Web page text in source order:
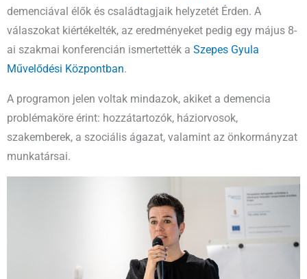
demenciával élők és családtagjaik helyzetét Érden. A
válaszokat kiértékelték, az eredményeket pedig egy május 8-
ai szakmai konferencián ismertették a Szepes Gyula
Művelődési Központban.
A programon jelen voltak mindazok, akiket a demencia
problémaköre érint: hozzátartozók, háziorvosok,
szakemberek, a szociális ágazat, valamint az önkormányzat
munkatársai.